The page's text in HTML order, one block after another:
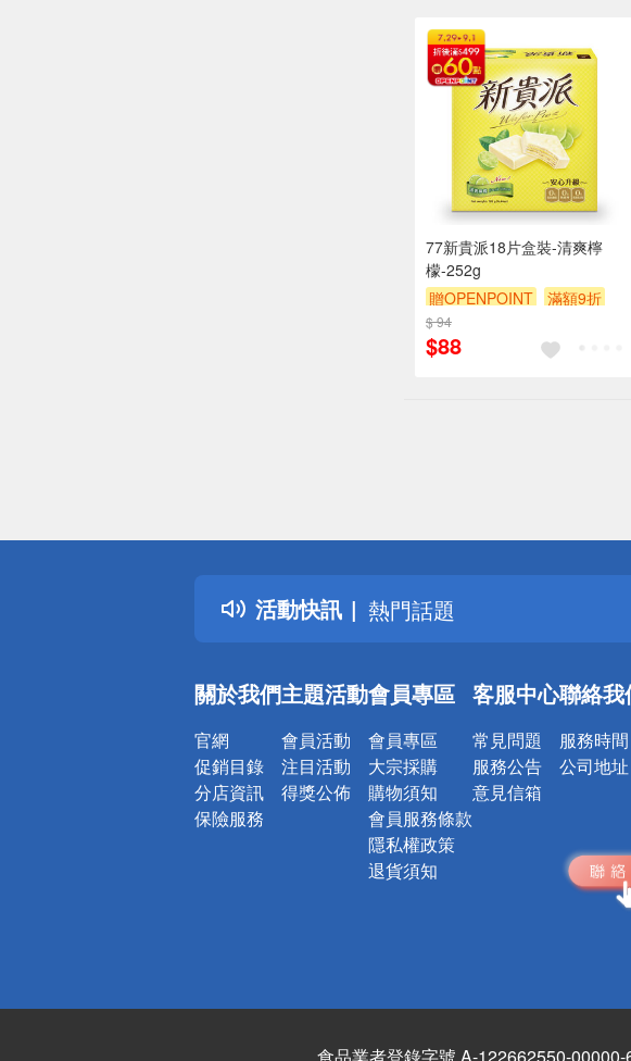
77新貴派18片盒裝-清爽檸
檬-252g
贈OPENPOINT
滿額9折
贈$200
$ 94
$88
活動快訊
詐騙網頁！請小心！
得獎公告
熱門話題
銀行優惠
詐騙網頁！請小心！
關於我們
官網
促銷目錄
分店資訊
保險服務
主題活動
會員活動
注目活動
得獎公佈
會員專區
會員專區
大宗採購
購物須知
會員服務條款
隱私權政策
退貨須知
客服中心
常見問題
服務公告
意見信箱
聯絡我
服務時間
公司地址